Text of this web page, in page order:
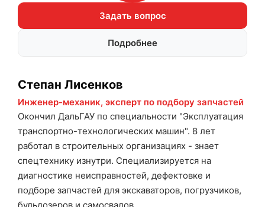
Задать вопрос
Подробнее
Степан Лисенков
Инженер-механик, эксперт по подбору запчастей
Окончил ДальГАУ по специальности "Эксплуатация
транспортно-технологических машин". 8 лет
работал в строительных организациях - знает
спецтехнику изнутри. Специализируется на
диагностике неисправностей, дефектовке и
подборе запчастей для экскаваторов, погрузчиков,